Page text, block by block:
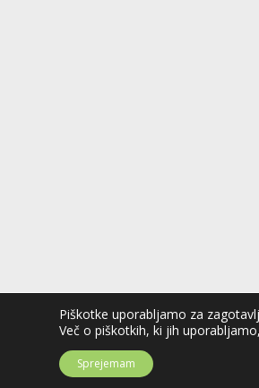
Piškotke uporabljamo za
Več o piškotkih, ki jih
Sprejemam